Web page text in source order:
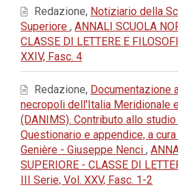
Redazione, Notiziario della
Superiore , ANNALI SCUOLA
CLASSE DI LETTERE E
XXIV, Fasc. 4
Redazione, Documentazione
necropoli dell'Italia Meridionale
(DANIMS). Contributo allo
Questionario e appendice, a
Genière - Giuseppe Nenci ,
SUPERIORE - CLASSE DI
III Serie, Vol. XXV, Fasc. 1-2